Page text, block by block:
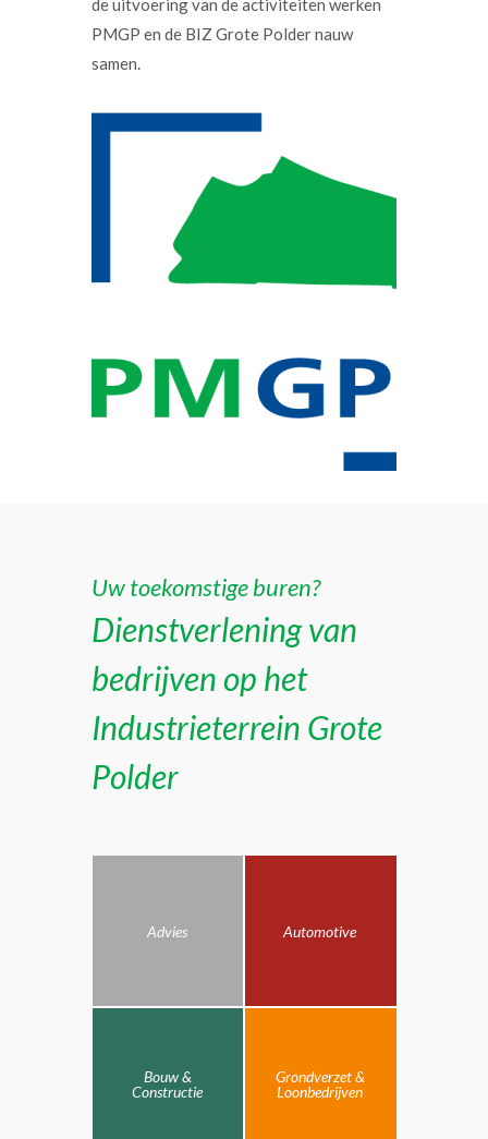
de uitvoering van de activiteiten werken
PMGP en de BIZ Grote Polder nauw
samen.
Uw toekomstige buren?
Dienstverlening van
bedrijven op het
Industrieterrein Grote
Polder
Advies Automotive
Bouw &
Constructie
Grondverzet &
Loonbedrijven